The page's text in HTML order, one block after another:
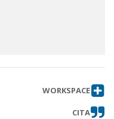
WORKSPACE
CITA